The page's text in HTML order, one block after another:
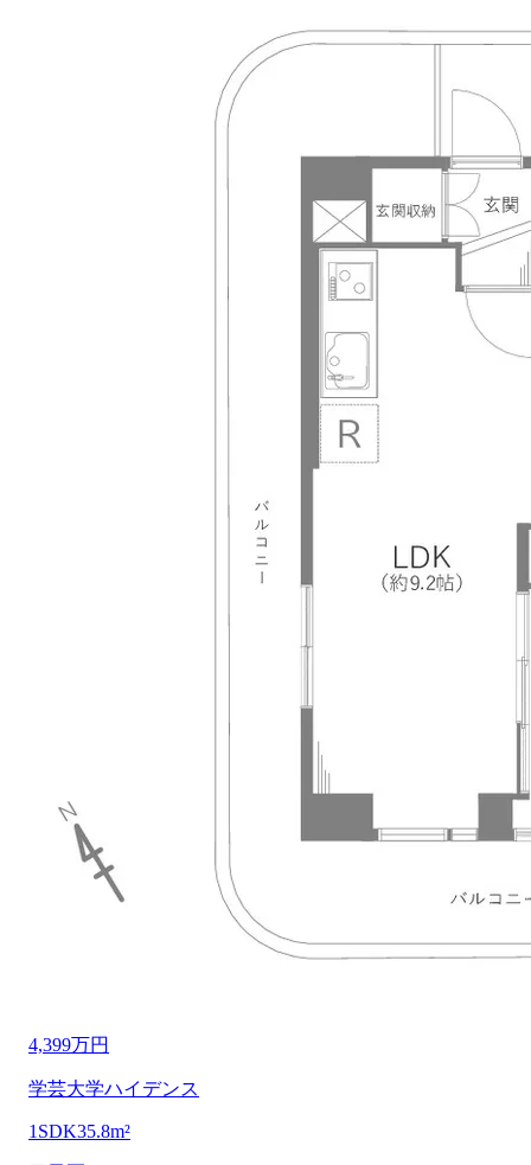
4,399万円
学芸大学ハイデンス
1SDK35.8m²